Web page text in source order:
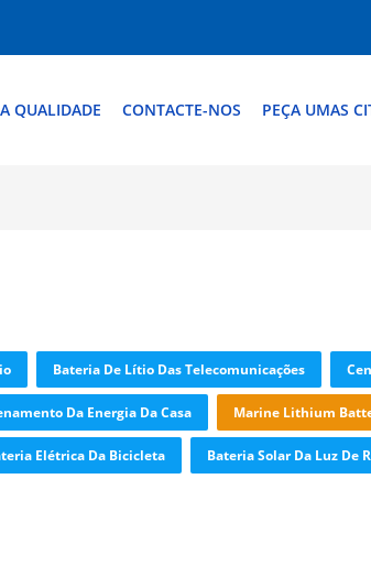
QUALIDADE CONTACTE-NOS PEÇA UMAS
Bateria De Lítio Das Telecomunicações
Da Energia Da Casa Marine Lithium
Elétrica Da Bicicleta Bateria Solar Da Luz De